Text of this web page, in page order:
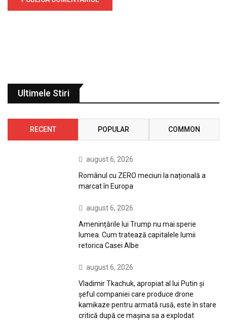
Ultimele Stiri
RECENT POPULAR COMMON
august 6, 2026
Românul cu ZERO meciuri la națională a
marcat în Europa
august 6, 2026
Amenințările lui Trump nu mai sperie
lumea. Cum tratează capitalele lumii
retorica Casei Albe
august 6, 2026
Vladimir Tkachuk, apropiat al lui Putin și
șeful companiei care produce drone
kamikaze pentru armată rusă, este în stare
critică după ce mașina sa a explodat